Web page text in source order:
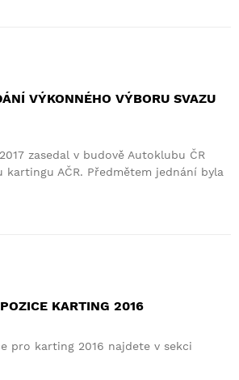
VÝKONNÉHO VÝBORU SVAZU
zasedal v budově Autoklubu ČR
kartingu AČR. Předmětem jednání byla
KARTING 2016
pro karting 2016 najdete v sekci